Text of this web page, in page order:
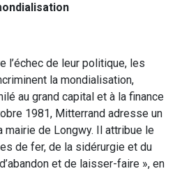
l’échec de leur politique, les
la mondialisation,
au grand capital et à la finance
1981, Mitterrand adresse un
mairie de Longwy. Il attribue le
de fer, de la sidérurgie et du
et de laisser-faire », en